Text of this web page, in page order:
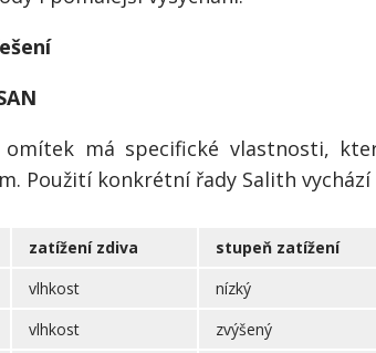
omítek má specifické vlastnosti,
Použití konkrétní řady Salith
zatížení zdiva stupeň zatížení
vlhkost nízký
vlhkost zvýšený